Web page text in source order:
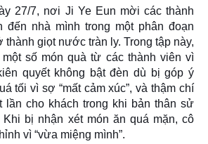
27/7, nơi Ji Ye Eun mời các thành
đến nhà mình trong một phân đoạn
thành giọt nước tràn ly. Trong tập này,
số món quà từ các thành viên vì
quyết không bật đèn dù bị góp ý
tối vì sợ “mất cảm xúc”, và thậm chí
lần cho khách trong khi bản thân sử
bị nhận xét món ăn quá mặn, cô
vì “vừa miệng mình”.